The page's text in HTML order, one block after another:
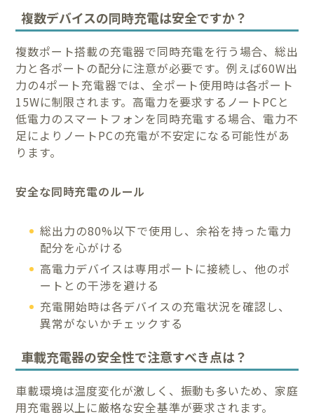
複数デバイスの同時充電は安全ですか？
複数ポート搭載の充電器で同時充電を行う場合、総出
力と各ポートの配分に注意が必要です。例えば60W出
力の4ポート充電器では、全ポート使用時は各ポート
15Wに制限されます。高電力を要求するノートPCと
低電力のスマートフォンを同時充電する場合、電力不
足によりノートPCの充電が不安定になる可能性があ
ります。
安全な同時充電のルール
総出力の80%以下で使用し、余裕を持った電力
配分を心がける
高電力デバイスは専用ポートに接続し、他のポ
ートとの干渉を避ける
充電開始時は各デバイスの充電状況を確認し、
異常がないかチェックする
車載充電器の安全性で注意すべき点は？
車載環境は温度変化が激しく、振動も多いため、家庭
用充電器以上に厳格な安全基準が要求されます。